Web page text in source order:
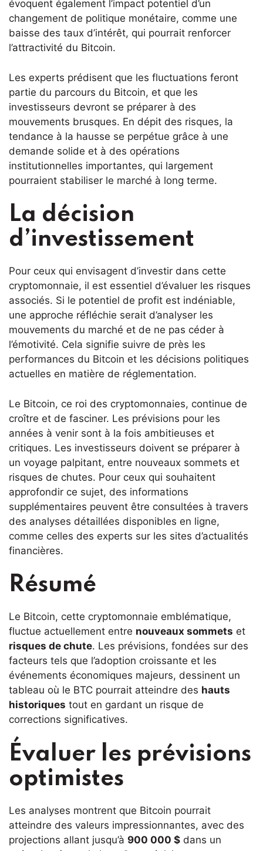
évoquent également l’impact potentiel d’un
changement de politique monétaire, comme une
baisse des taux d’intérêt, qui pourrait renforcer
l’attractivité du Bitcoin.
Les experts prédisent que les fluctuations feront
partie du parcours du Bitcoin, et que les
investisseurs devront se préparer à des
mouvements brusques. En dépit des risques, la
tendance à la hausse se perpétue grâce à une
demande solide et à des opérations
institutionnelles importantes, qui largement
pourraient stabiliser le marché à long terme.
La décision
d’investissement
Pour ceux qui envisagent d’investir dans cette
cryptomonnaie, il est essentiel d’évaluer les risques
associés. Si le potentiel de profit est indéniable,
une approche réfléchie serait d’analyser les
mouvements du marché et de ne pas céder à
l’émotivité. Cela signifie suivre de près les
performances du Bitcoin et les décisions politiques
actuelles en matière de réglementation.
Le Bitcoin, ce roi des cryptomonnaies, continue de
croître et de fasciner. Les prévisions pour les
années à venir sont à la fois ambitieuses et
critiques. Les investisseurs doivent se préparer à
un voyage palpitant, entre nouveaux sommets et
risques de chutes. Pour ceux qui souhaitent
approfondir ce sujet, des informations
supplémentaires peuvent être consultées à travers
des analyses détaillées disponibles en ligne,
comme celles des experts sur les sites d’actualités
financières.
Résumé
Le Bitcoin, cette cryptomonnaie emblématique,
fluctue actuellement entre nouveaux sommets et
risques de chute. Les prévisions, fondées sur des
facteurs tels que l’adoption croissante et les
événements économiques majeurs, dessinent un
tableau où le BTC pourrait atteindre des hauts
historiques tout en gardant un risque de
corrections significatives.
Évaluer les prévisions
optimistes
Les analyses montrent que Bitcoin pourrait
atteindre des valeurs impressionnantes, avec des
projections allant jusqu’à 900 000 $ dans un